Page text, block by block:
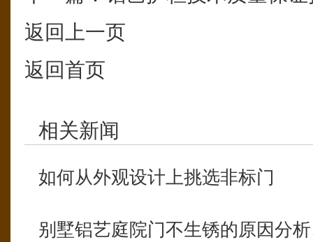
返回上一页
返回首页
相关新闻
如何从外观设计上挑选非标门
别墅铝艺庭院门不生锈的原因分